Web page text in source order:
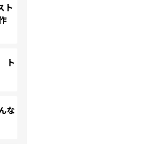
ト
ト
な